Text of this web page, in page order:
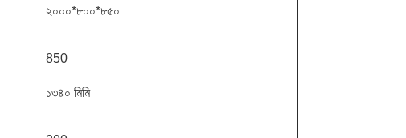
২০০০*৮০০*৮৫০
850
১৩৪০ মিমি